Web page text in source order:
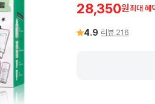
28,350원최대 혜
4.9 리뷰 216